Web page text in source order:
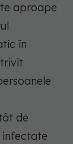
aproape
în
de
infectate